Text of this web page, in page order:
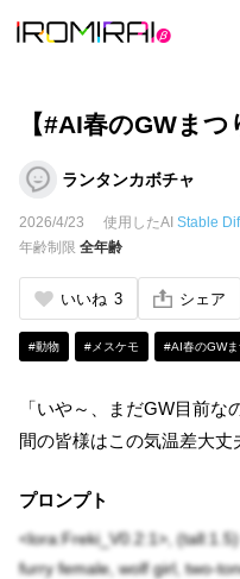
【#AI春のGWま
ランタンカボチャ
2026/4/23 使用したAI Stable
年齢制限 全年齢
いいね 3 シェア
#動物 #メスケモ #AI春のGWま
「いや～、まだGW目前
間の皆様はこの気温差大丈
プロンプト
<lora:Freki_V0.2:1>,
furry female, wolf girl, two-